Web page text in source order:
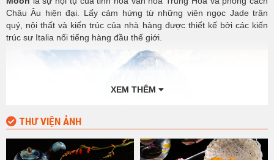
Châu Âu hiện đại. Lấy cảm hứng từ những viên ngọc Jade trân
quý, nội thất và kiến trúc của nhà hàng được thiết kế bởi các kiến
trúc sư Italia nổi tiếng hàng đầu thế giới.
XEM THÊM
THƯ VIỆN ẢNH